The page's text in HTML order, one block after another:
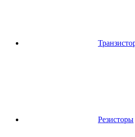
Резисторы